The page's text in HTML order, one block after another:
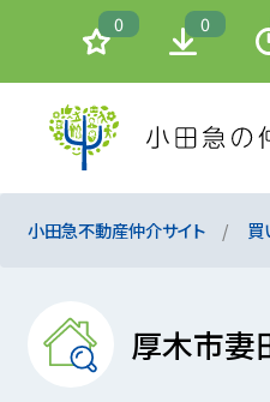
0 0
小田急不動産仲介サイト 買
厚木市妻